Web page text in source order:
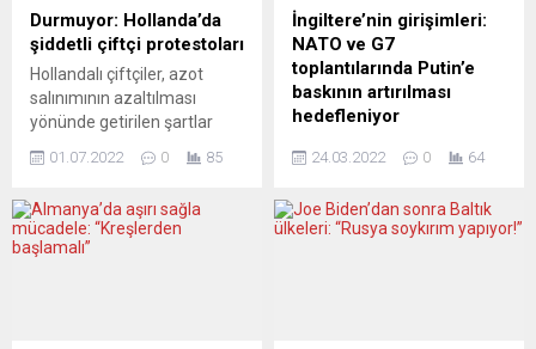
Ofisi’nde Afganistan
konferansı devam ederken
basın toplantısı düzenledi.
“Bu konferans, Afganistan
halkıyla dayanışma
konusunda beklentilerimi
tam olarak karşıladı” diyen
basın toplantısında, artan
vaka sayıları karşısında
İngiltere’nin alacağı
tedbirleri ve aşılama
programının önemini anlattı.
Kış aylarının sadece Covid-
19 için...
Durmuyor: Hollanda’da
şiddetli çiftçi protestoları
Hollandalı çiftçiler, azot
salınımının azaltılması
yönünde getirilen şartlar
kaynaklarını tehdit altında
protestolar, bir hafta içinde
giderek daha radikal hale
01.07.2022 0 85
İngiltere’nin girişimleri:
NATO ve G7
toplantılarında Putin’e
baskının artırılması
hedefleniyor
Johnson, Ukrayna Devlet
ile telefon görüşmesinde,
yarınki G7 ve NATO
24.03.2022 0 64